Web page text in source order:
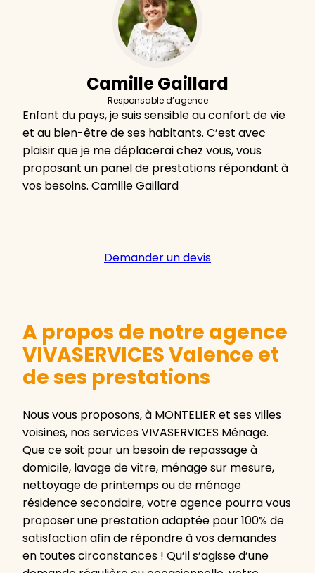
Camille Gaillard
Responsable d’agence
Enfant du pays, je suis sensible au confort de vie
et au bien-être de ses habitants. C’est avec
plaisir que je me déplacerai chez vous, vous
proposant un panel de prestations répondant à
vos besoins. Camille Gaillard
Demander un devis
A propos de notre agence
VIVASERVICES Valence et
de ses prestations
Nous vous proposons, à MONTELIER et ses villes
voisines, nos services VIVASERVICES Ménage.
Que ce soit pour un besoin de repassage à
domicile, lavage de vitre, ménage sur mesure,
nettoyage de printemps ou de ménage
résidence secondaire, votre agence pourra vous
proposer une prestation adaptée pour 100% de
satisfaction afin de répondre à vos demandes
en toutes circonstances ! Qu’il s’agisse d’une